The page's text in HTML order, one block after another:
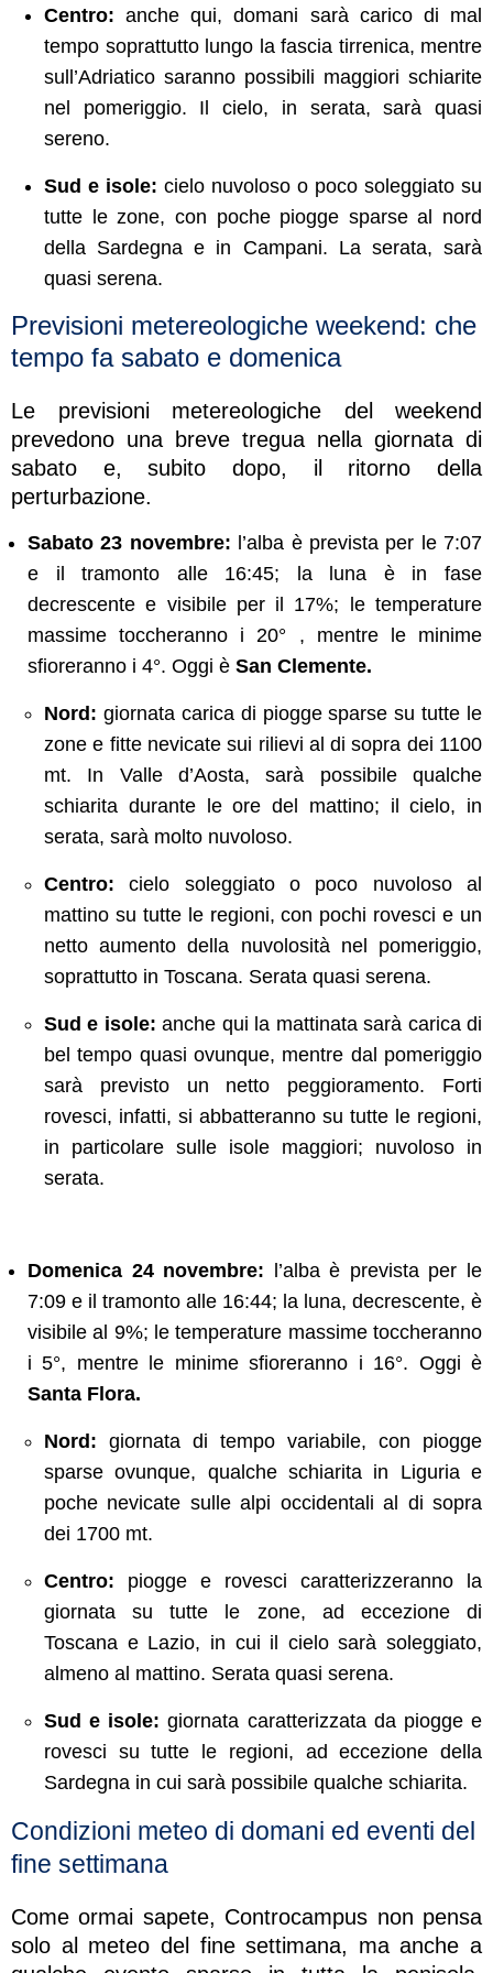
Centro:anche qui, domani sarà carico di mal
tempo soprattutto lungo la fascia tirrenica, mentre
sull’Adriatico saranno possibili maggiori schiarite
nel pomeriggio. Il cielo, in serata, sarà quasi
sereno.
Sud e isole: cielo nuvoloso o poco soleggiato su
tutte le zone, con poche piogge sparse al nord
della Sardegna e in Campani. La serata, sarà
quasi serena.
Previsioni metereologiche weekend: che
tempo fa sabato e domenica
Le previsioni metereologiche del weekend
prevedono una breve tregua nella giornata di
sabato e, subito dopo, il ritorno della
perturbazione.
Sabato 23 novembre: l’alba è prevista per le 7:07
e il tramonto alle 16:45; la luna è in fase
decrescente e visibile per il 17%; le temperature
massime toccheranno i 20° , mentre le minime
sfioreranno i 4°. Oggi è San Clemente.
Nord: giornata carica di piogge sparse su tutte le
zone e fitte nevicate sui rilievi al di sopra dei 1100
mt. In Valle d’Aosta, sarà possibile qualche
schiarita durante le ore del mattino; il cielo, in
serata, sarà molto nuvoloso.
Centro:cielo soleggiato o poco nuvoloso al
mattino su tutte le regioni, con pochi rovesci e un
netto aumento della nuvolosità nel pomeriggio,
soprattutto in Toscana. Serata quasi serena.
Sud e isole:anche qui la mattinata sarà carica di
bel tempo quasi ovunque, mentre dal pomeriggio
sarà previsto un netto peggioramento. Forti
rovesci, infatti, si abbatteranno su tutte le regioni,
in particolare sulle isole maggiori; nuvoloso in
serata.
Domenica 24 novembre: l’alba è prevista per le
7:09 e il tramonto alle 16:44; la luna, decrescente, è
visibile al 9%; le temperature massime toccheranno
i 5°, mentre le minime sfioreranno i 16°. Oggi è
Santa Flora.
Nord: giornata di tempo variabile, con piogge
sparse ovunque, qualche schiarita in Liguria e
poche nevicate sulle alpi occidentali al di sopra
dei 1700 mt.
Centro: piogge e rovesci caratterizzeranno la
giornata su tutte le zone, ad eccezione di
Toscana e Lazio, in cui il cielo sarà soleggiato,
almeno al mattino. Serata quasi serena.
Sud e isole:giornata caratterizzata da piogge e
rovesci su tutte le regioni, ad eccezione della
Sardegna in cui sarà possibile qualche schiarita.
Condizioni meteo di domani ed eventi del
fine settimana
Come ormai sapete, Controcampus non pensa
solo al meteo del fine settimana, ma anche a